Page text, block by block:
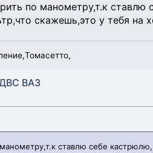
по манометру,т.к ставлю
скажешь,это у тебя на
ДВС ВАЗ
ставлю себе